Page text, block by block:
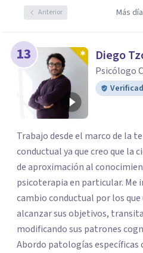
Anterior Más
13 Diego
Psicólogo
Trabajo desde el marco de la
conductual ya que creo que la
de aproximación al
psicoterapia en particular. Me
cambio conductual por los que
alcanzar sus objetivos,
modificando sus patrones
Abordo patologías